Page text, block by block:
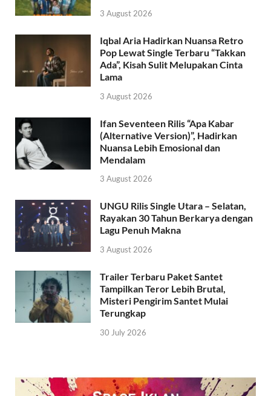
3 August 2026
Iqbal Aria Hadirkan Nuansa Retro
Pop Lewat Single Terbaru “Takkan
Ada”, Kisah Sulit Melupakan Cinta
Lama
3 August 2026
Ifan Seventeen Rilis “Apa Kabar
(Alternative Version)”, Hadirkan
Nuansa Lebih Emosional dan
Mendalam
3 August 2026
UNGU Rilis Single Utara – Selatan,
Rayakan 30 Tahun Berkarya dengan
Lagu Penuh Makna
3 August 2026
Trailer Terbaru Paket Santet
Tampilkan Teror Lebih Brutal,
Misteri Pengirim Santet Mulai
Terungkap
30 July 2026